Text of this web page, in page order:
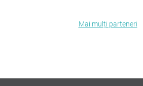
Mai mulți parteneri